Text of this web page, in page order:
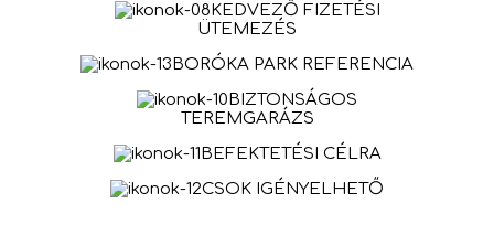
KEDVEZŐ FIZETÉSI
ÜTEMEZÉS
BORÓKA PARK REFERENCIA
BIZTONSÁGOS
TEREMGARÁZS
BEFEKTETÉSI CÉLRA
CSOK IGÉNYELHETŐ